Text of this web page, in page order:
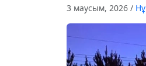
3 маусым, 2026 /